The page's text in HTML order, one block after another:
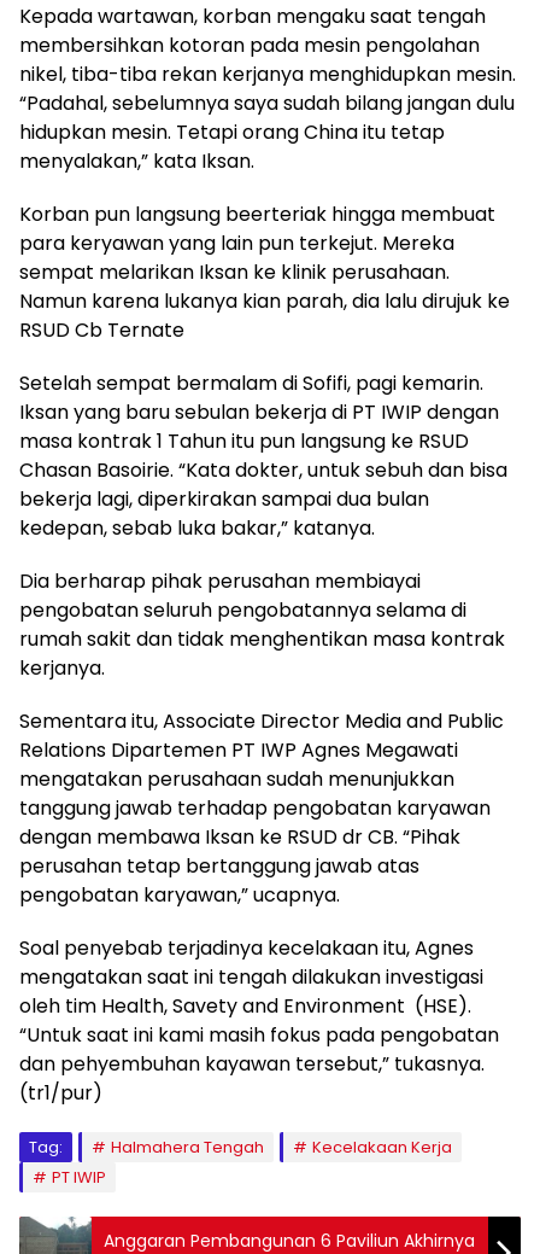
Kepada wartawan, korban mengaku saat tengah
membersihkan kotoran pada mesin pengolahan
nikel, tiba-tiba rekan kerjanya menghidupkan mesin.
“Padahal, sebelumnya saya sudah bilang jangan dulu
hidupkan mesin. Tetapi orang China itu tetap
menyalakan,” kata Iksan.
Korban pun langsung beerteriak hingga membuat
para keryawan yang lain pun terkejut. Mereka
sempat melarikan Iksan ke klinik perusahaan.
Namun karena lukanya kian parah, dia lalu dirujuk ke
RSUD Cb Ternate
Setelah sempat bermalam di Sofifi, pagi kemarin.
Iksan yang baru sebulan bekerja di PT IWIP dengan
masa kontrak 1 Tahun itu pun langsung ke RSUD
Chasan Basoirie. “Kata dokter, untuk sebuh dan bisa
bekerja lagi, diperkirakan sampai dua bulan
kedepan, sebab luka bakar,” katanya.
Dia berharap pihak perusahan membiayai
pengobatan seluruh pengobatannya selama di
rumah sakit dan tidak menghentikan masa kontrak
kerjanya.
Sementara itu, Associate Director Media and Public
Relations Dipartemen PT IWP Agnes Megawati
mengatakan perusahaan sudah menunjukkan
tanggung jawab terhadap pengobatan karyawan
dengan membawa Iksan ke RSUD dr CB. “Pihak
perusahan tetap bertanggung jawab atas
pengobatan karyawan,” ucapnya.
Soal penyebab terjadinya kecelakaan itu, Agnes
mengatakan saat ini tengah dilakukan investigasi
oleh tim Health, Savety and Environment (HSE).
“Untuk saat ini kami masih fokus pada pengobatan
dan pehyembuhan kayawan tersebut,” tukasnya.
(tr1/pur)
Tag: Halmahera Tengah
Kecelakaan Kerja
PT IWIP
Anggaran Pembangunan 6 Paviliun Akhirnya